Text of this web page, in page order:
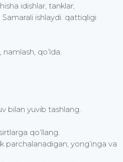
idishlar, tanklar,
ishlaydi. qattiqligi
namlash, qo’lda.
bilan yuvib tashlang.
qo’llang.
parchalanadigan, yong’inga va